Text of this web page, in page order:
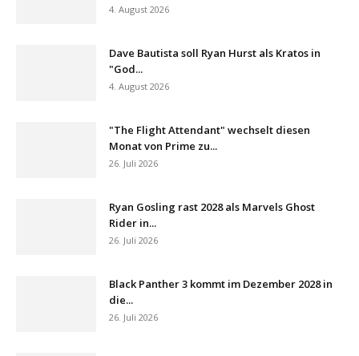
4. August 2026
Dave Bautista soll Ryan Hurst als Kratos in
"God...
4. August 2026
"The Flight Attendant" wechselt diesen
Monat von Prime zu...
26. Juli 2026
Ryan Gosling rast 2028 als Marvels Ghost
Rider in...
26. Juli 2026
Black Panther 3 kommt im Dezember 2028 in
die...
26. Juli 2026